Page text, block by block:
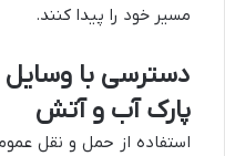
مسیر خود را پیدا کنند.
دسترسی با
پارک آب و آتش
استفاده از حمل و نقل